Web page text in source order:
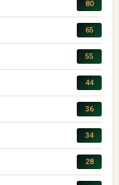
80
65
55
44
36
34
28